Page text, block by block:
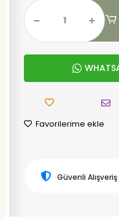
Favorilerime ekle
Güvenli Alışveriş